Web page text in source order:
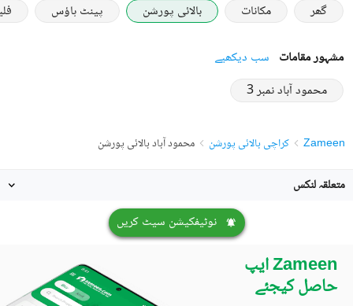
گھر
مکانات بالائی پورشن پینٹ ہاؤس
مشہور مقامات سب دیکھیے
محمود آباد نمبر 3
Zameen کراچی بالائی پورشن محمود آباد بالائی پورشن
متعلقہ لنکس
نوٹیفکیشن سیٹ کریں
Zameen ایپ
حاصل کیجئے